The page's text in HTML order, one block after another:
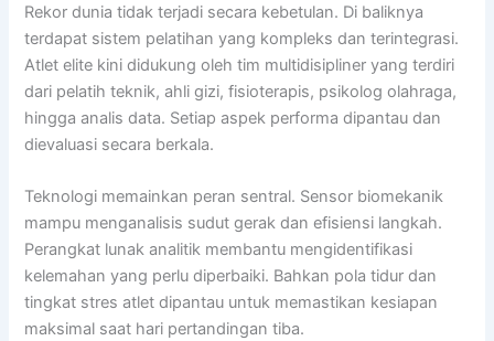
Rekor dunia tidak terjadi secara kebetulan. Di baliknya
terdapat sistem pelatihan yang kompleks dan terintegrasi.
Atlet elite kini didukung oleh tim multidisipliner yang terdiri
dari pelatih teknik, ahli gizi, fisioterapis, psikolog olahraga,
hingga analis data. Setiap aspek performa dipantau dan
dievaluasi secara berkala.
Teknologi memainkan peran sentral. Sensor biomekanik
mampu menganalisis sudut gerak dan efisiensi langkah.
Perangkat lunak analitik membantu mengidentifikasi
kelemahan yang perlu diperbaiki. Bahkan pola tidur dan
tingkat stres atlet dipantau untuk memastikan kesiapan
maksimal saat hari pertandingan tiba.